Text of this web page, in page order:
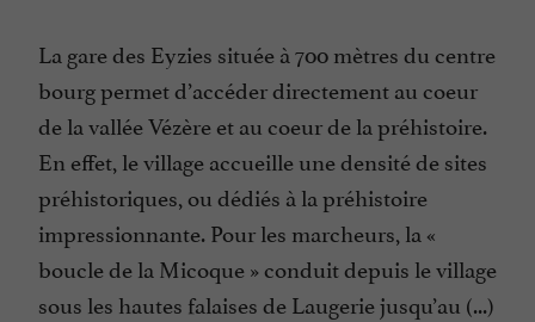
La gare des Eyzies située à 700 mètres du centre
bourg permet d’accéder directement au coeur
de la vallée Vézère et au coeur de la préhistoire.
En effet, le village accueille une densité de sites
préhistoriques, ou dédiés à la préhistoire
impressionnante. Pour les marcheurs, la «
boucle de la Micoque » conduit depuis le village
sous les hautes falaises de Laugerie jusqu’au (...)